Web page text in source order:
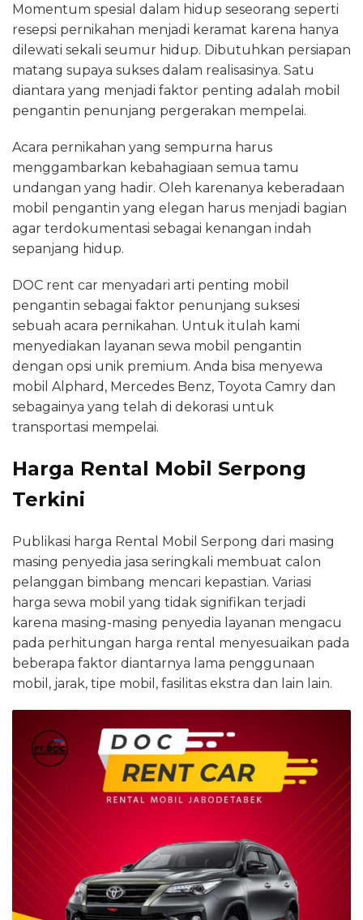
Momentum spesial dalam hidup seseorang seperti
resepsi pernikahan menjadi keramat karena hanya
dilewati sekali seumur hidup. Dibutuhkan persiapan
matang supaya sukses dalam realisasinya. Satu
diantara yang menjadi faktor penting adalah mobil
pengantin penunjang pergerakan mempelai.
Acara pernikahan yang sempurna harus
menggambarkan kebahagiaan semua tamu
undangan yang hadir. Oleh karenanya keberadaan
mobil pengantin yang elegan harus menjadi bagian
agar terdokumentasi sebagai kenangan indah
sepanjang hidup.
DOC rent car menyadari arti penting mobil
pengantin sebagai faktor penunjang suksesi
sebuah acara pernikahan. Untuk itulah kami
menyediakan layanan sewa mobil pengantin
dengan opsi unik premium. Anda bisa menyewa
mobil Alphard, Mercedes Benz, Toyota Camry dan
sebagainya yang telah di dekorasi untuk
transportasi mempelai.
Harga Rental Mobil Serpong
Terkini
Publikasi harga Rental Mobil Serpong dari masing
masing penyedia jasa seringkali membuat calon
pelanggan bimbang mencari kepastian. Variasi
harga sewa mobil yang tidak signifikan terjadi
karena masing-masing penyedia layanan mengacu
pada perhitungan harga rental menyesuaikan pada
beberapa faktor diantarnya lama penggunaan
mobil, jarak, tipe mobil, fasilitas ekstra dan lain lain.